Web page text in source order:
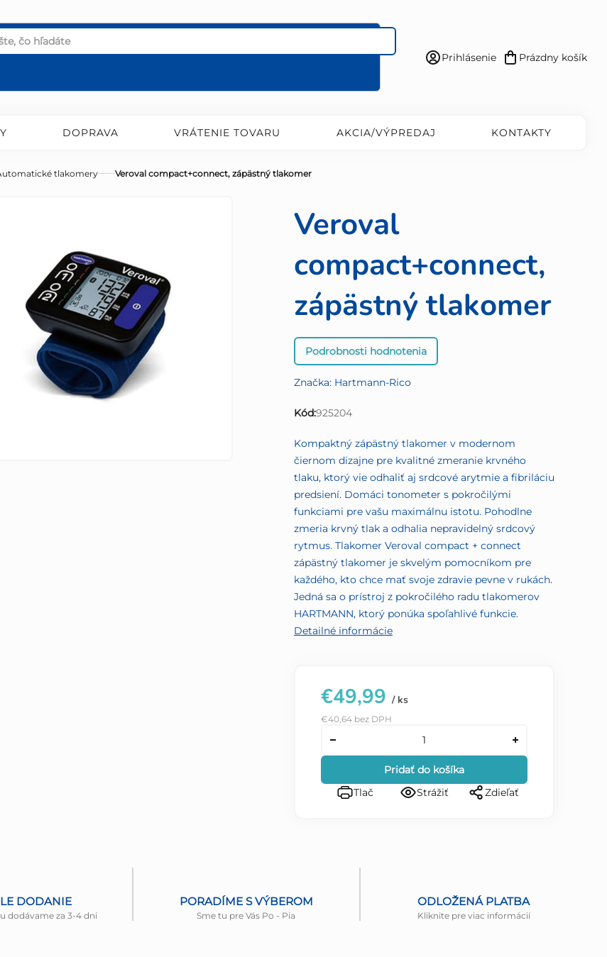
Prihlásenie
Nákupný
Prázdny košík
DOPRAVA VRÁTENIE TOVARU AKCIA/VÝPREDAJ KONTAKTY
tlakomery Veroval compact+connect, zápästný tlakomer
Veroval
compact+connect,
zápästný tlakomer
Priemerné
hodnotenie
je
0,0
5
hviezdičiek.
Podrobnosti hodnotenia
Značka: Hartmann-Rico
Kód:925204
Kompaktný zápästný tlakomer v modernom
čiernom dizajne pre kvalitné zmeranie krvného
tlaku, ktorý vie odhaliť aj srdcové arytmie a fibriláciu
predsiení. Domáci tonometer s pokročilými
funkciami pre vašu maximálnu istotu. Pohodlne
zmeria krvný tlak a odhalia nepravidelný srdcový
rytmus. Tlakomer Veroval compact + connect
zápästný tlakomer je skvelým pomocníkom pre
každého, kto chce mať svoje zdravie pevne v rukách.
Jedná sa o prístroj z pokročilého radu tlakomerov
HARTMANN, ktorý ponúka spoľahlivé funkcie.
Detailné informácie
€49,99 / ks
€40,64 bez DPH
Pridať do košíka
Tlač
Strážiť Zdieľať
DODANIE
dodávame za 3-4 dni
PORADÍME S VÝBEROM
Sme tu pre Vás Po - Pia
ODLOŽENÁ PLATBA
Kliknite pre viac informácií